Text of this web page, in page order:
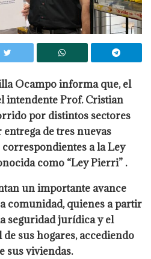
Ocampo informa que, el
intendente Prof. Cristian
por distintos sectores
de tres nuevas
a la Ley
como “Ley Pierri” .
un importante avance
comunidad, quienes a partir
seguridad jurídica y el
sus hogares, accediendo
sus viviendas.